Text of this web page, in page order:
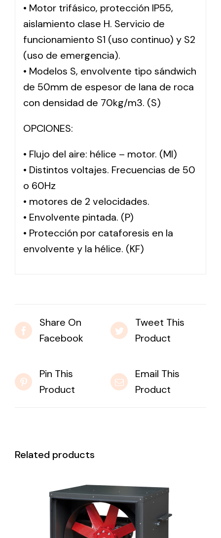
• Motor trifásico, protección IP55,
aislamiento clase H. Servicio de
funcionamiento S1 (uso continuo) y S2
(uso de emergencia).
• Modelos S, envolvente tipo sándwich
de 50mm de espesor de lana de roca
con densidad de 70kg/m3. (S)
OPCIONES:
• Flujo del aire: hélice – motor. (MI)
• Distintos voltajes. Frecuencias de 50
o 60Hz
• motores de 2 velocidades.
• Envolvente pintada. (P)
• Protección por cataforesis en la
envolvente y la hélice. (KF)
Share On
Facebook
Tweet This
Product
Pin This
Product
Email This
Product
Related products